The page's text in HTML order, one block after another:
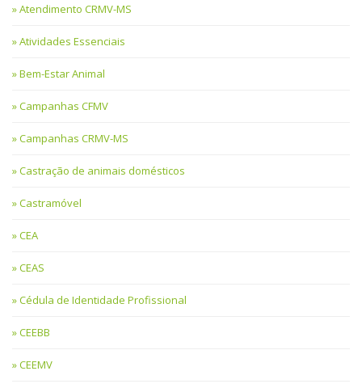
Atendimento CRMV-MS
Atividades Essenciais
Bem-Estar Animal
Campanhas CFMV
Campanhas CRMV-MS
Castração de animais domésticos
Castramóvel
CEA
CEAS
Cédula de Identidade Profissional
CEEBB
CEEMV